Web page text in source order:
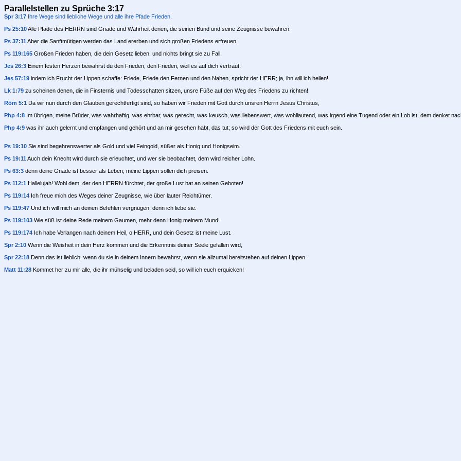
Parallelstellen zu Sprüche 3:17
Spr 3:17 Ihre Wege sind liebliche Wege und alle ihre Pfade Frieden.
Ps 25:10Alle Pfade des HERRN sind Gnade und Wahrheit denen, die seinen Bund und seine Zeugnisse bewahren.
Ps 37:11 Aber die Sanftmütigen werden das Land ererben und sich großen Friedens erfreuen.
Ps 119:165 Großen Frieden haben, die dein Gesetz lieben, und nichts bringt sie zu Fall.
Jes 26:3 Einem festen Herzen bewahrst du den Frieden, den Frieden, weil es auf dich vertraut.
Jes 57:19 indem ich Frucht der Lippen schaffe: Friede, Friede den Fernen und den Nahen, spricht der HERR; ja, ihn will ich heilen!
Lk 1:79 zu scheinen denen, die in Finsternis und Todesschatten sitzen, unsre Füße auf den Weg des Friedens zu richten!
Röm 5:1 Da wir nun durch den Glauben gerechtfertigt sind, so haben wir Frieden mit Gott durch unsren Herrn Jesus Christus,
Php 4:8 Im übrigen, meine Brüder, was wahrhaftig, was ehrbar, was gerecht, was keusch, was liebenswert, was wohllautend, was irgend eine Tugend oder ein Lob ist, dem denket
Php 4:9 was ihr auch gelernt und empfangen und gehört und an mir gesehen habt, das tut; so wird der Gott des Friedens mit euch sein.
Ps 19:10 Sie sind begehrenswerter als Gold und viel Feingold, süßer als Honig und Honigseim.
Ps 19:11 Auch dein Knecht wird durch sie erleuchtet, und wer sie beobachtet, dem wird reicher Lohn.
Ps 63:3 denn deine Gnade ist besser als Leben; meine Lippen sollen dich preisen.
Ps 112:1 Hallelujah! Wohl dem, der den HERRN fürchtet, der große Lust hat an seinen Geboten!
Ps 119:14 Ich freue mich des Weges deiner Zeugnisse, wie über lauter Reichtümer.
Ps 119:47 Und ich will mich an deinen Befehlen vergnügen; denn ich liebe sie.
Ps 119:103 Wie süß ist deine Rede meinem Gaumen, mehr denn Honig meinem Mund!
Ps 119:174 Ich habe Verlangen nach deinem Heil, o HERR, und dein Gesetz ist meine Lust.
Spr 2:10 Wenn die Weisheit in dein Herz kommen und die Erkenntnis deiner Seele gefallen wird,
Spr 22:18 Denn das ist lieblich, wenn du sie in deinem Innern bewahrst, wenn sie allzumal bereitstehen auf deinen Lippen.
Matt 11:28 Kommet her zu mir alle, die ihr mühselig und beladen seid, so will ich euch erquicken!